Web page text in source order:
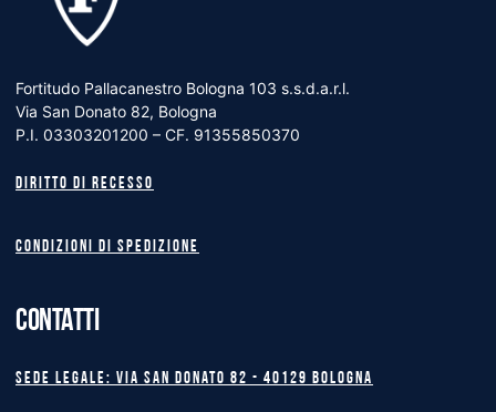
Fortitudo Pallacanestro Bologna 103 s.s.d.a.r.l.
Via San Donato 82, Bologna
P.I. 03303201200 – CF. 91355850370
Diritto di recesso
Condizioni di spedizione
CONTATTI
Sede legale: Via San Donato 82 - 40129 BOLOGNA